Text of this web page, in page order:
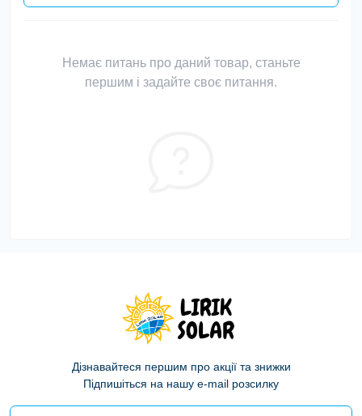
Немає питань про даний товар, станьте
першим і задайте своє питання.
Дізнавайтеся першим про акції та знижки
Підпишіться на нашу e-mail розсилку